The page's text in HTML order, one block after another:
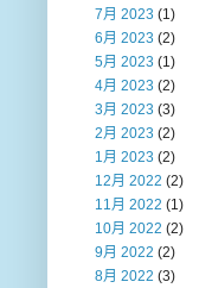
7月 2023 (1)
6月 2023 (2)
5月 2023 (1)
4月 2023 (2)
3月 2023 (3)
2月 2023 (2)
1月 2023 (2)
12月 2022 (2)
11月 2022 (1)
10月 2022 (2)
9月 2022 (2)
8月 2022 (3)